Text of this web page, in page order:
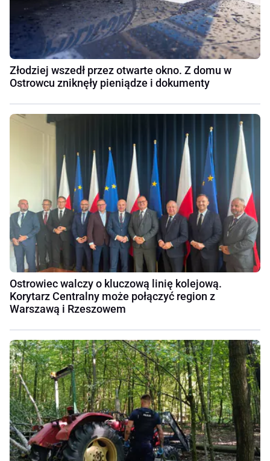
Złodziej wszedł przez otwarte okno. Z domu w
Ostrowcu zniknęły pieniądze i dokumenty
Ostrowiec walczy o kluczową linię kolejową.
Korytarz Centralny może połączyć region z
Warszawą i Rzeszowem